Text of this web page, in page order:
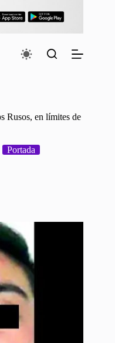
Rusos, en límites de
Portada